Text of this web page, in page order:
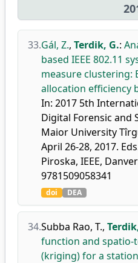
33.Gál, Z., Terdik, G.:
based IEEE 802.11
measure clustering:
allocation efficiency
In: 2017 5th
Digital Forensic and
Maior University
April 26-28, 2017.
Piroska, IEEE,
9781509058341
doi DEA
34.Subba Rao, T.,
function and
(kriging) for a